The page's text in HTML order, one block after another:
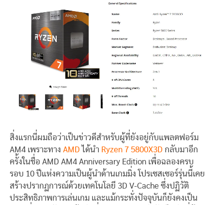
สิ่งแรกนี่ผมถือว่าเป็นข่าวดีสำหรับผู้ที่ยังอยู่กับแพลตฟอร์ม
AM4 เพราะทาง AMD ได้นำ Ryzen 7 5800X3D กลับมาอีก
ครั้งในชื่อ AMD AM4 Anniversary Edition เพื่อฉลองครบ
รอบ 10 ปีแห่งความเป็นผู้นำด้านเกมมิ่ง โปรเซสเซอร์รุ่นนี้เคย
สร้างปรากฏการณ์ด้วยเทคโนโลยี 3D V-Cache ซึ่งปฏิวัติ
ประสิทธิภาพการเล่นเกม และแม้กระทั่งปัจจุบันก็ยังคงเป็น